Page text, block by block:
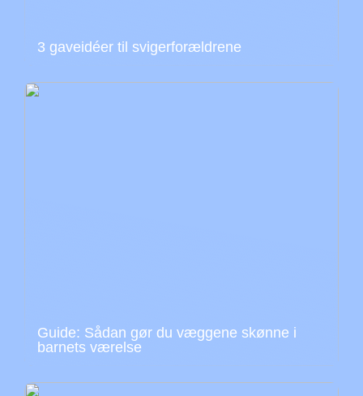
3 gaveidéer til svigerforældrene
Guide: Sådan gør du væggene skønne i
barnets værelse